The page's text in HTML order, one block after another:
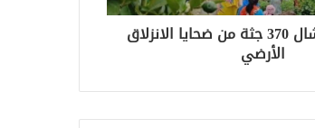
السودان.. انتشال 370 جثة من ضحايا الانزلاق
الأرضي